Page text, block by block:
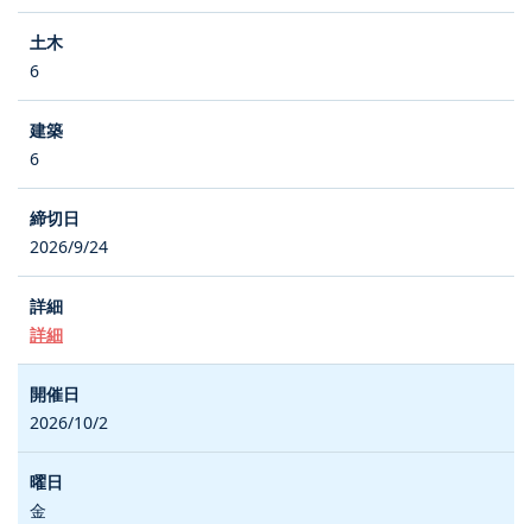
6
6
2026/9/24
詳細
2026/10/2
金